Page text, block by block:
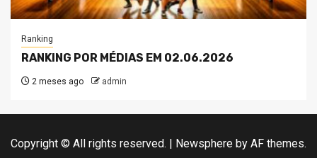
Ranking
RANKING POR MÉDIAS EM 02.06.2026
2 meses ago admin
Copyright © All rights reserved. | Newsphere by AF themes.